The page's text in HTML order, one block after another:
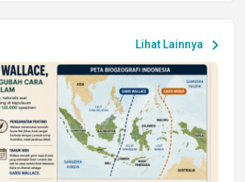
Peluang Kerja dan Magang
Jumat, 17 Jul 2026 22:30
DAERAH
Astra Motor Kalimantan Timur 2 Dukung
Mahasiswa Samarinda dalam Astra
Honda SDGs Future Leaders 2026
Jumat, 10 Jul 2026 19:01
Lihat Lainnya chevron_right